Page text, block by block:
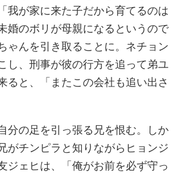
我が家に来た子だから育てるのは
婚のボリが母親になるというので
ゃんを引き取ることに。ネチョン
し、刑事が彼の行方を追って弟ユ
ると、「またこの会社も追い出さ
分の足を引っ張る兄を恨む。しか
がチンピラと知りながらヒョンジ
ジェヒは、「俺がお前を必ず守っ